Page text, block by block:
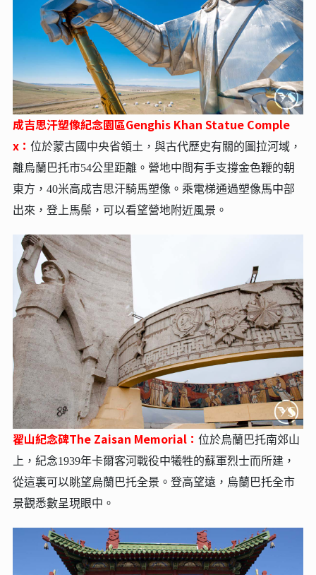
成吉思汗塑像紀念園區Genghis Khan Statue Comple
x： 位於蒙古國中央省領土，與古代歷史有關的圖拉河域，
離烏蘭巴托市54公里距離。營地中間有手支撐金色鞭的朝
東方，40米高成吉思汗騎馬塑像。乘電梯通過塑像馬中部
出來，登上馬鬃，可以看望營地附近風景。
翟山紀念碑The Zaisan Memorial： 位於烏蘭巴托南郊山
上，紀念1939年卡爾客河戰役中犧牲的蘇軍烈士而所建，
從這裏可以眺望烏蘭巴托全景。登高望遠，烏蘭巴托全市
景觀悉數呈現眼中。